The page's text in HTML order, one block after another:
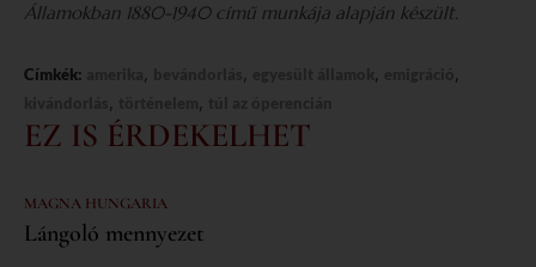
Államokban 1880-1940 című munkája alapján készült.
Címkék: , , , ,
, ,
EZ IS ÉRDEKELHET
MAGNA HUNGARIA
Lángoló mennyezet